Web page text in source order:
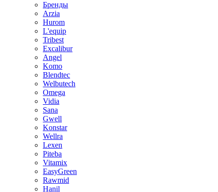
Бренды
Arzia
Hurom
L'equip
Tribest
Excalibur
Angel
Komo
Blendtec
Welbutech
Omega
Vidia
Sana
Gwell
Konstar
Wellra
Lexen
Piteba
Vitamix
EasyGreen
Rawmid
Hanil